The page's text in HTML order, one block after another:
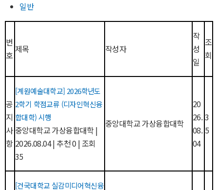
일반
번
호
제목 작성자
작
성
일
조
회
공
지
사
항
[계원예술대학교] 2026학년도
2학기 학점교류 (디자인혁신융
합대학) 시행
중앙대학교 가상융합대학|
2026.08.04| 추천 0 | 조회
35
중앙대학교 가상융합대학
20
26.
08.
04
3
5
[건국대학교 실감미디어혁신융